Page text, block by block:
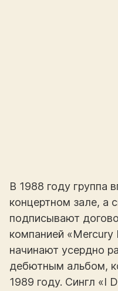
В 1988 году группа
концертном зале, а
подписывают
компанией «Mercury
начинают усердно
дебютным альбом,
1989 году. Сингл «I